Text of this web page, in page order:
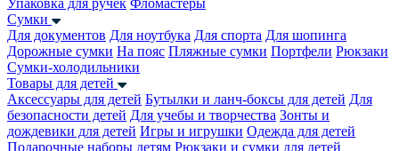
Упаковка для ручек Фломастеры
Сумки
Для документов Для ноутбука Для спорта Для шопинга
Дорожные сумки На пояс Пляжные сумки Портфели Рюкзаки
Сумки-холодильники
Товары для детей
Аксессуары для детей Бутылки и ланч-боксы для детей Для
безопасности детей Для учебы и творчества Зонты и
дождевики для детей Игры и игрушки Одежда для детей
Подарочные наборы детям Рюкзаки и сумки для детей